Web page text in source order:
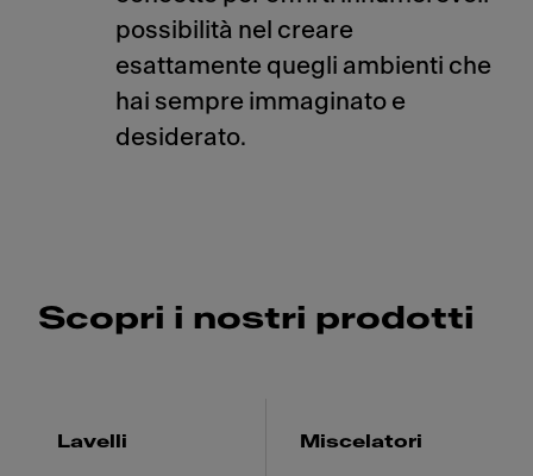
possibilità nel creare
esattamente quegli ambienti che
hai sempre immaginato e
desiderato.
Scopri i nostri prodotti
Lavelli Miscelatori